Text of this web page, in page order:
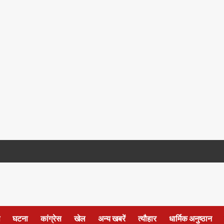
घटना कांग्रेस खेल अन्य खबरें त्यौहार धार्मिक अनुष्ठान